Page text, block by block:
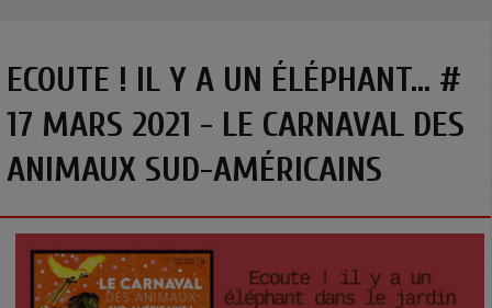
ECOUTE ! IL Y A UN ÉLÉPHANT... #
17 MARS 2021 - LE CARNAVAL DES
ANIMAUX SUD-AMÉRICAINS